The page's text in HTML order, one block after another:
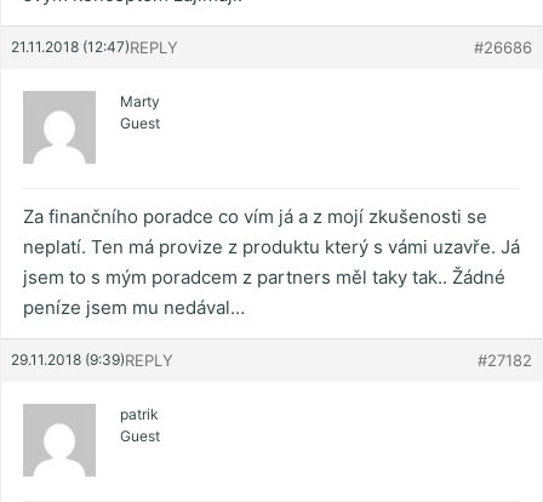
21.11.2018 (12:47) #26686
REPLY
Marty
Guest
Za finančního poradce co vím já a z mojí zkušenosti se
neplatí. Ten má provize z produktu který s vámi uzavře. Já
jsem to s mým poradcem z partners měl taky tak.. Žádné
peníze jsem mu nedával…
29.11.2018 (9:39) #27182
REPLY
patrik
Guest